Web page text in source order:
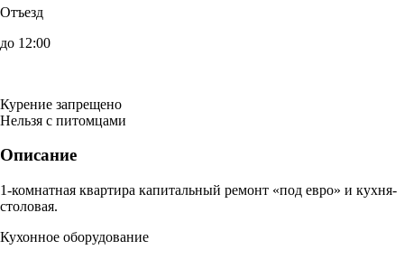
Отъезд
до 12:00
Курение запрещено
Нельзя с питомцами
Описание
1-комнатная квартира капитальный ремонт «под евро» и кухня-
столовая.
Кухонное оборудование